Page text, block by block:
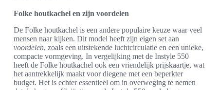
Folke houtkachel en zijn voordelen
De Folke houtkachel is een andere populaire keuze waar veel
mensen naar kijken. Dit model heeft zijn eigen set aan
voordelen, zoals een uitstekende luchtcirculatie en een unieke,
compacte vormgeving. In vergelijking met de Instyle 550
heeft de Folke houtkachel ook een vriendelijk prijskaartje, wat
het aantrekkelijk maakt voor diegene met een beperkter
budget. Het is echter essentieel om in overweging te nemen